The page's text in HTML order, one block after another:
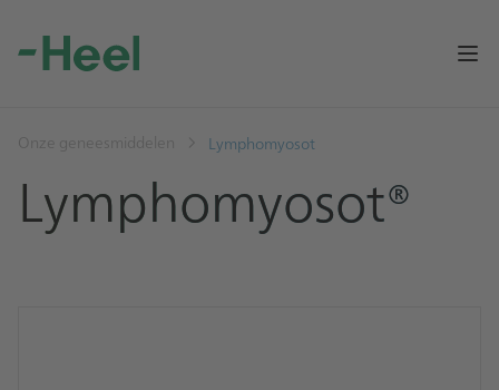
Onze geneesmiddelen Lymphomyosot
Lymphomyosot®